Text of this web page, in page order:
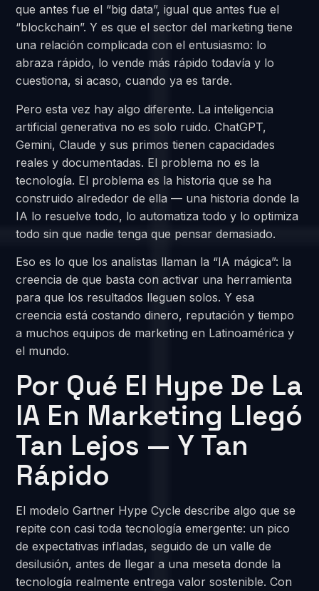
que antes fue el “big data”, igual que antes fue el
“blockchain”. Y es que el sector del marketing tiene
una relación complicada con el entusiasmo: lo
abraza rápido, lo vende más rápido todavía y lo
cuestiona, si acaso, cuando ya es tarde.
Pero esta vez hay algo diferente. La inteligencia
artificial generativa no es solo ruido. ChatGPT,
Gemini, Claude y sus primos tienen capacidades
reales y documentadas. El problema no es la
tecnología. El problema es la historia que se ha
construido alrededor de ella — una historia donde la
IA lo resuelve todo, lo automatiza todo y lo optimiza
todo sin que nadie tenga que pensar demasiado.
Eso es lo que los analistas llaman la “IA mágica”: la
creencia de que basta con activar una herramienta
para que los resultados lleguen solos. Y esa
creencia está costando dinero, reputación y tiempo
a muchos equipos de marketing en Latinoamérica y
el mundo.
Por Qué El Hype De La
IA En Marketing Llegó
Tan Lejos — Y Tan
Rápido
El modelo Gartner Hype Cycle describe algo que se
repite con casi toda tecnología emergente: un pico
de expectativas infladas, seguido de un valle de
desilusión, antes de llegar a una meseta donde la
tecnología realmente entrega valor sostenible. Con